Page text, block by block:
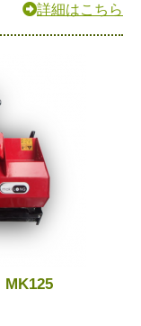
詳細はこちら
MK125